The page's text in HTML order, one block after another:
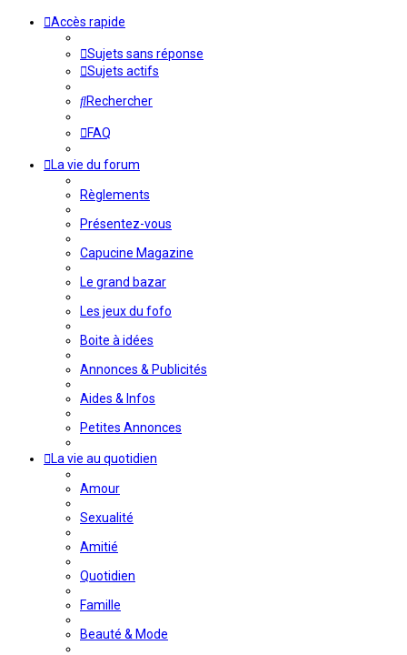
Accès rapide
Sujets sans réponse
Sujets actifs
Rechercher
FAQ
La vie du forum
Règlements
Présentez-vous
Capucine Magazine
Le grand bazar
Les jeux du fofo
Boite à idées
Annonces & Publicités
Aides & Infos
Petites Annonces
La vie au quotidien
Amour
Sexualité
Amitié
Quotidien
Famille
Beauté & Mode